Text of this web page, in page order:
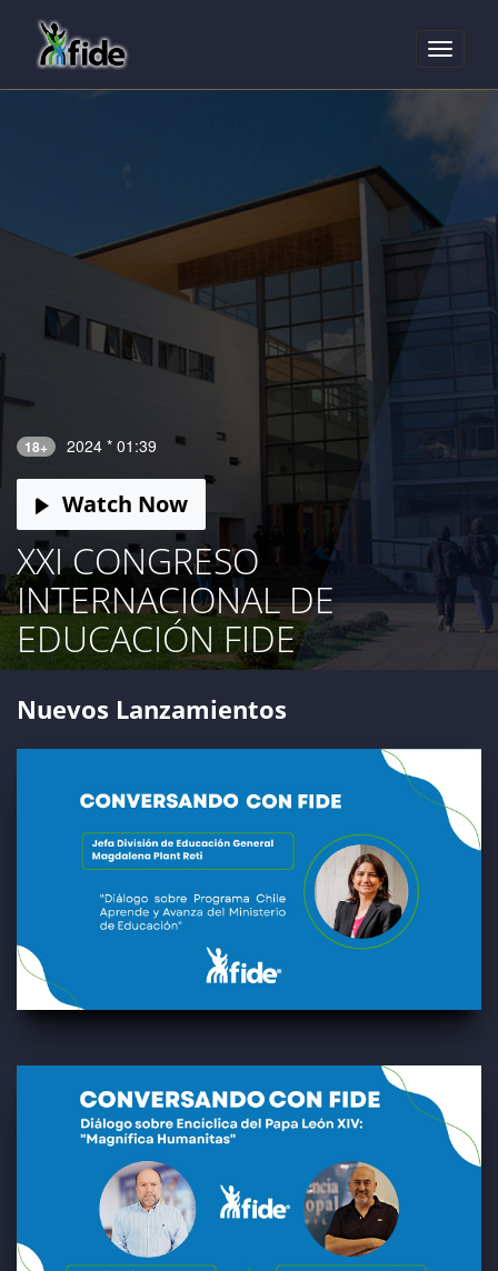
Toggle
18+ 2024 * 01:39
Watch Now
XXI CONGRESO
INTERNACIONAL DE
EDUCACIÓN FIDE
Nuevos Lanzamientos